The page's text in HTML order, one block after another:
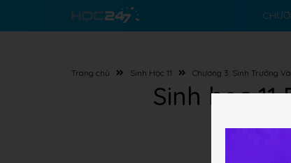
Trang chủ Sinh Học 11 Chương 3: Sinh Trưởng
Sinh học